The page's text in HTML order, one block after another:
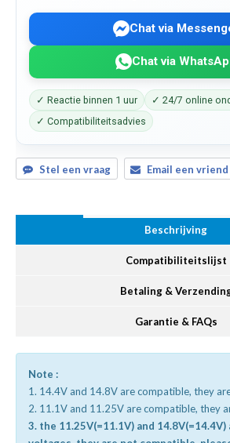
Chat via
Chat via
✓ Reactie binnen 1 uur
✓ 24/7 online
✓ Compatibiliteitsadvies
Stel een vraag Email een vriend
Beschrijving
Compatibiliteitslijst
Betaling &
Garantie & FAQs
Note :
1. 14.4V and 14.8V are compatible, they
2. 11.1V and 11.25V are compatible, they
3. the 11.25V(=11.1V) and